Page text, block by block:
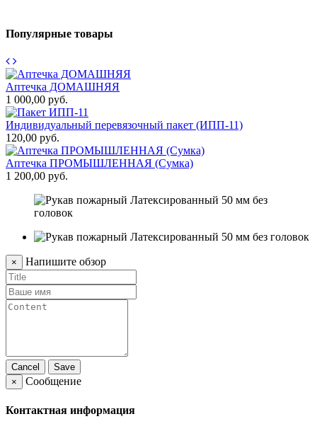
Популярные товары
Аптечка ДОМАШНЯЯ
1 000,00 руб.
Индивидуальный перевязочный пакет (ИПП-11)
120,00 руб.
Аптечка ПРОМЫШЛЕННАЯ (Сумка)
1 200,00 руб.
× Напишите обзор
Cancel
Save
×
Сообщение
Контактная информация